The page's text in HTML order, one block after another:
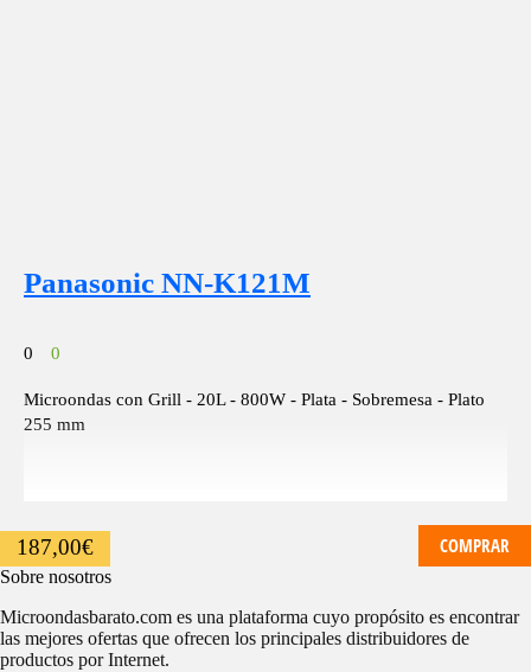
Panasonic NN-K121M
0 0
Microondas con Grill - 20L - 800W - Plata - Sobremesa - Plato
255 mm
187,00€ COMPRAR
Sobre nosotros
Microondasbarato.com es una plataforma cuyo propósito es encontrar
las mejores ofertas que ofrecen los principales distribuidores de
productos por Internet.